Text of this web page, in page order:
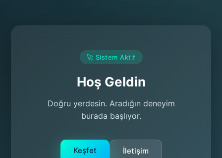
🚀 Sistem Aktif
Hoş Geldin
Doğru yerdesin. Aradığın deneyim
burada başlıyor.
Keşfet İletişim